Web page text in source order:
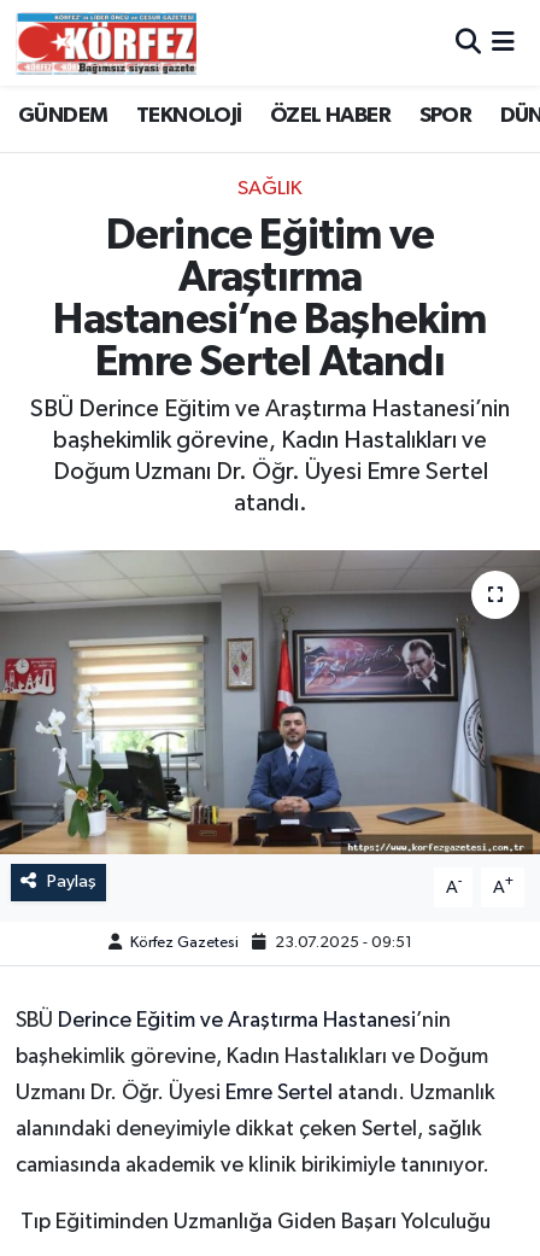
GÜNDEM TEKNOLOJİ ÖZEL HABER SPOR
SAĞLIK
Derince Eğitim ve
Araştırma
Hastanesi’ne Başhekim
Emre Sertel Atandı
SBÜ Derince Eğitim ve Araştırma Hastanesi’nin
başhekimlik görevine, Kadın Hastalıkları ve
Doğum Uzmanı Dr. Öğr. Üyesi Emre Sertel
atandı.
Paylaş A- A+
Körfez Gazetesi 23.07.2025 - 09:51
SBÜ Derince Eğitim ve Araştırma Hastanesi’nin
başhekimlik görevine, Kadın Hastalıkları ve Doğum
Uzmanı Dr. Öğr. Üyesi Emre Sertel atandı. Uzmanlık
alanındaki deneyimiyle dikkat çeken Sertel, sağlık
camiasında akademik ve klinik birikimiyle tanınıyor.
Tıp Eğitiminden Uzmanlığa Giden Başarı Yolculuğu
Trafik Durumu
Süper Lig Puan Durumu ve Fikstür
Tüm Manşetler
Son Dakika Haberleri
Haber Arşivi